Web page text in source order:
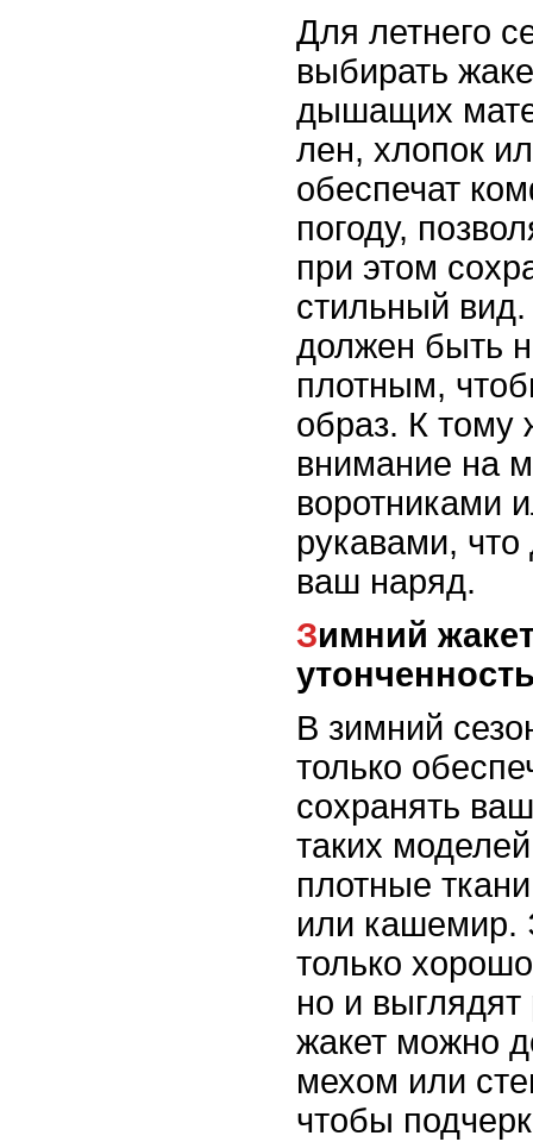
Для летнего
выбирать
дышащих
лен, хлопок
обеспечат
погоду,
при этом
стильный
должен быть
плотным,
образ. К тому
внимание на
воротниками
рукавами, что
ваш наряд.
Зимний жакет: тепло и
В зимний
только
сохранять
таких
плотные
или кашемир.
только
но и
жакет можно
мехом или
чтобы